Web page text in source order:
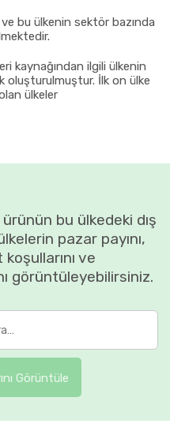
bu ülkenin sektör bazında
kaynağından ilgili ülkenin
oluşturulmuştur. İlk on ülke
ülkeler
bu ülkedeki dış
pazar payını,
ve
görüntüleyebilirsiniz.
Görüntüle